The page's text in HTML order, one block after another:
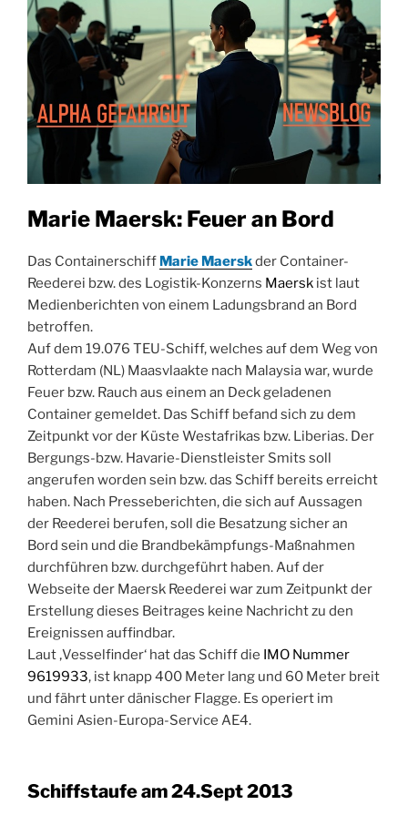
Marie Maersk: Feuer an Bord
Das Containerschiff Marie Maerskder Container-
Reederei bzw. des Logistik-Konzerns Maersk ist laut
Medienberichten von einem Ladungsbrand an Bord
betroffen.
Auf dem 19.076 TEU-Schiff, welches auf dem Weg von
Rotterdam (NL) Maasvlaakte nach Malaysia war, wurde
Feuer bzw. Rauch aus einem an Deck geladenen
Container gemeldet. Das Schiff befand sich zu dem
Zeitpunkt vor der Küste Westafrikas bzw. Liberias. Der
Bergungs-bzw. Havarie-Dienstleister Smits soll
angerufen worden sein bzw. das Schiff bereits erreicht
haben. Nach Presseberichten, die sich auf Aussagen
der Reederei berufen, soll die Besatzung sicher an
Bord sein und die Brandbekämpfungs-Maßnahmen
durchführen bzw. durchgeführt haben. Auf der
Webseite der Maersk Reederei war zum Zeitpunkt der
Erstellung dieses Beitrages keine Nachricht zu den
Ereignissen auffindbar.
Laut ‚Vesselfinder‘ hat das Schiff die IMO Nummer
9619933, ist knapp 400 Meter lang und 60 Meter breit
und fährt unter dänischer Flagge. Es operiert im
Gemini Asien-Europa-Service AE4.
Schiffstaufe am 24.Sept 2013